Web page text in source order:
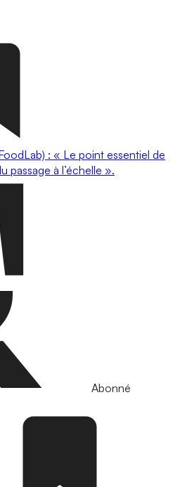
: « Le point essentiel de
passage à l’échelle ».
Abonné